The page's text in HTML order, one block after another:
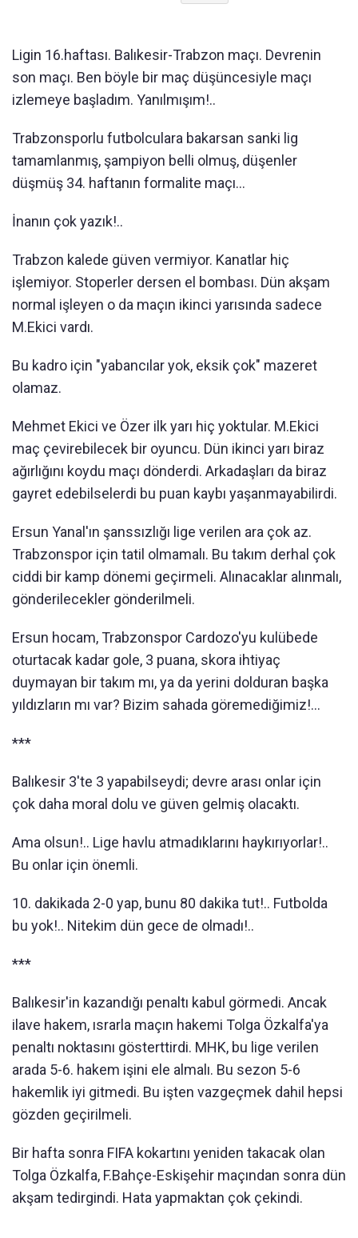
Ligin 16.haftası. Balıkesir-Trabzon maçı. Devrenin
son maçı. Ben böyle bir maç düşüncesiyle maçı
izlemeye başladım. Yanılmışım!..
Trabzonsporlu futbolculara bakarsan sanki lig
tamamlanmış, şampiyon belli olmuş, düşenler
düşmüş 34. haftanın formalite maçı...
İnanın çok yazık!..
Trabzon kalede güven vermiyor. Kanatlar hiç
işlemiyor. Stoperler dersen el bombası. Dün akşam
normal işleyen o da maçın ikinci yarısında sadece
M.Ekici vardı.
Bu kadro için "yabancılar yok, eksik çok" mazeret
olamaz.
Mehmet Ekici ve Özer ilk yarı hiç yoktular. M.Ekici
maç çevirebilecek bir oyuncu. Dün ikinci yarı biraz
ağırlığını koydu maçı dönderdi. Arkadaşları da biraz
gayret edebilselerdi bu puan kaybı yaşanmayabilirdi.
Ersun Yanal'ın şanssızlığı lige verilen ara çok az.
Trabzonspor için tatil olmamalı. Bu takım derhal çok
ciddi bir kamp dönemi geçirmeli. Alınacaklar alınmalı,
gönderilecekler gönderilmeli.
Ersun hocam, Trabzonspor Cardozo'yu kulübede
oturtacak kadar gole, 3 puana, skora ihtiyaç
duymayan bir takım mı, ya da yerini dolduran başka
yıldızların mı var? Bizim sahada göremediğimiz!...
***
Balıkesir 3'te 3 yapabilseydi; devre arası onlar için
çok daha moral dolu ve güven gelmiş olacaktı.
Ama olsun!.. Lige havlu atmadıklarını haykırıyorlar!..
Bu onlar için önemli.
10. dakikada 2-0 yap, bunu 80 dakika tut!.. Futbolda
bu yok!.. Nitekim dün gece de olmadı!..
***
Balıkesir'in kazandığı penaltı kabul görmedi. Ancak
ilave hakem, ısrarla maçın hakemi Tolga Özkalfa'ya
penaltı noktasını gösterttirdi. MHK, bu lige verilen
arada 5-6. hakem işini ele almalı. Bu sezon 5-6
hakemlik iyi gitmedi. Bu işten vazgeçmek dahil hepsi
gözden geçirilmeli.
Bir hafta sonra FIFA kokartını yeniden takacak olan
Tolga Özkalfa, F.Bahçe-Eskişehir maçından sonra dün
akşam tedirgindi. Hata yapmaktan çok çekindi.